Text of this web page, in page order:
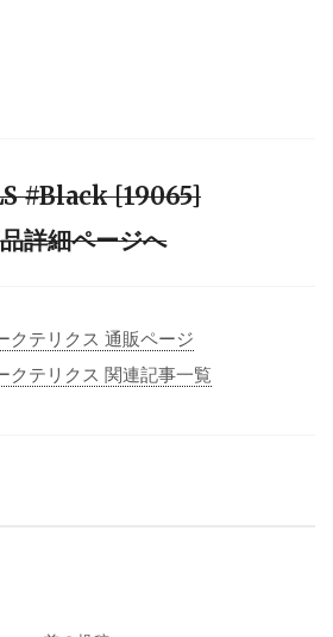
#Black [19065]
詳細ページへ
クテリクス 通販ページ
クテリクス 関連記事一覧